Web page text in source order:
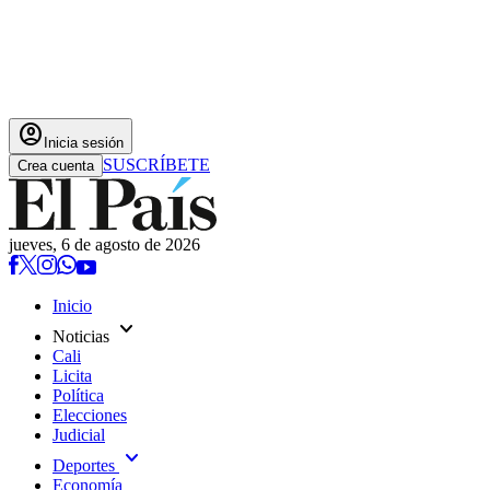
account_circle Inicia sesión
Crea cuenta SUSCRÍBETE
jueves, 6 de agosto de 2026
Inicio
Noticias expand_more
Cali
Licita
Política
Elecciones
Judicial
Deportes expand_more
Economía